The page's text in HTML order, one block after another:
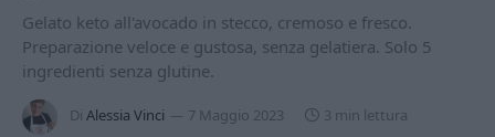
Gelato keto all'avocado in stecco, cremoso e fresco.
Preparazione veloce e gustosa, senza gelatiera. Solo 5
ingredienti senza glutine.
Di Alessia Vinci 7 Maggio 2023 3 min lettura